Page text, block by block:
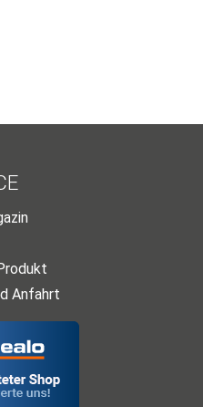
Anfahrt